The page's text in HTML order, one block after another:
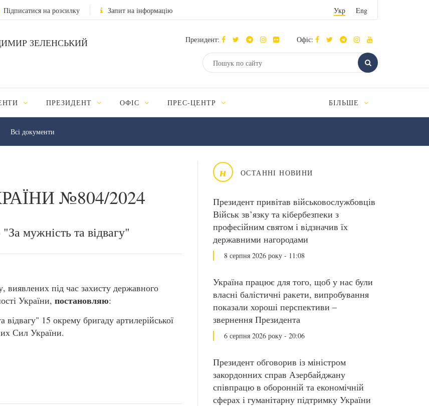
Підписатися на розсилку Запит на інформацію Укр Eng
ЗЕЛЕНСЬКИЙ Президент: Офіс:
ПРЕЗИДЕНТ ОФІС ПРЕС-ЦЕНТР БІЛЬШЕ
Всі документи
н ОСТАННІ НОВИНИ
Президент привітав військовослужбовців
Військ зв’язку та кібербезпеки з
професійним святом і відзначив їх
державними нагородами
8 серпня 2026 року - 11:08
Україна працює для того, щоб у нас були
власні балістичні ракети, випробування
показали хороші перспективи –
звернення Президента
6 серпня 2026 року - 20:06
Президент обговорив із міністром
закордонних справ Азербайджану
співпрацю в оборонній та економічній
сферах і гуманітарну підтримку України
№804/2024
мужність та відвагу"
виявлених під час захисту державного
України, постановляю:
15 окрему бригаду артилерійської
Сил України.